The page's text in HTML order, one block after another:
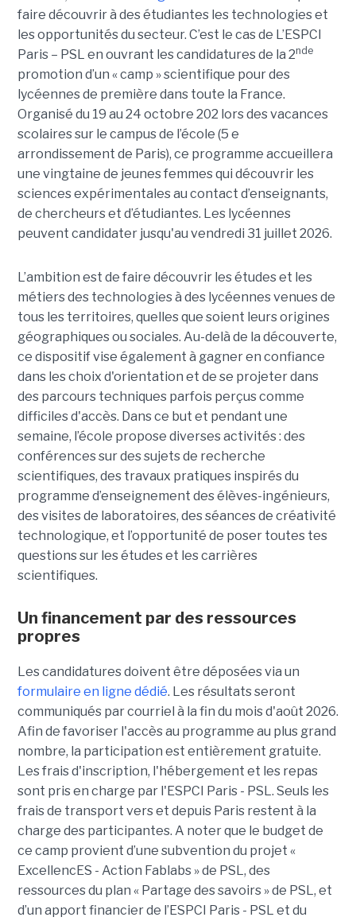
faire découvrir à des étudiantes les technologies et
les opportunités du secteur. C’est le cas de L’ESPCI
Paris – PSL en ouvrant les candidatures de la 2nde
promotion d’un « camp » scientifique pour des
lycéennes de première dans toute la France.
Organisé du 19 au 24 octobre 202 lors des vacances
scolaires sur le campus de l’école (5 e
arrondissement de Paris), ce programme accueillera
une vingtaine de jeunes femmes qui découvrir les
sciences expérimentales au contact d’enseignants,
de chercheurs et d’étudiantes. Les lycéennes
peuvent candidater jusqu'au vendredi 31 juillet 2026.
L’ambition est de faire découvrir les études et les
métiers des technologies à des lycéennes venues de
tous les territoires, quelles que soient leurs origines
géographiques ou sociales. Au-delà de la découverte,
ce dispositif vise également à gagner en confiance
dans les choix d'orientation et de se projeter dans
des parcours techniques parfois perçus comme
difficiles d'accès. Dans ce but et pendant une
semaine, l’école propose diverses activités : des
conférences sur des sujets de recherche
scientifiques, des travaux pratiques inspirés du
programme d’enseignement des élèves-ingénieurs,
des visites de laboratoires, des séances de créativité
technologique, et l’opportunité de poser toutes tes
questions sur les études et les carrières
scientifiques.
Un financement par des ressources
propres
Les candidatures doivent être déposées via un
formulaire en ligne dédié. Les résultats seront
communiqués par courriel à la fin du mois d'août 2026.
Afin de favoriser l'accès au programme au plus grand
nombre, la participation est entièrement gratuite.
Les frais d'inscription, l'hébergement et les repas
sont pris en charge par l'ESPCI Paris - PSL. Seuls les
frais de transport vers et depuis Paris restent à la
charge des participantes. A noter que le budget de
ce camp provient d’une subvention du projet «
ExcellencES - Action Fablabs » de PSL, des
ressources du plan « Partage des savoirs » de PSL, et
d’un apport financier de l’ESPCI Paris - PSL et du